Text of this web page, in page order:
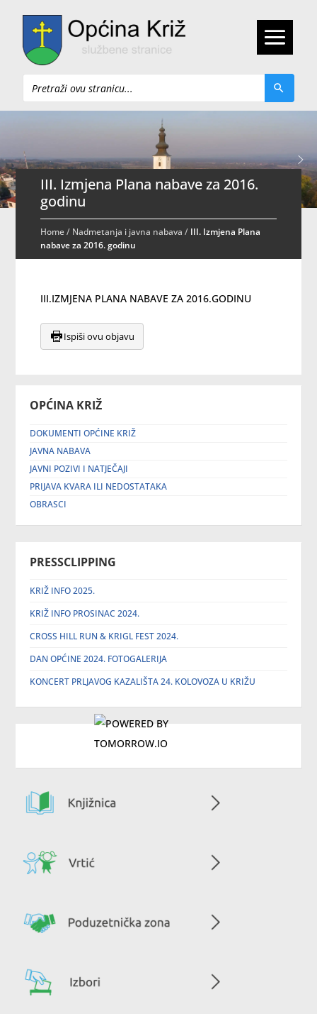
Pretraži
OPĆINA KRIŽ
DOKUMENTI OPĆINE KRIŽ
JAVNA NABAVA
JAVNI POZIVI I NATJEČAJI
PRIJAVA KVARA ILI NEDOSTATAKA
OBRASCI
PRESSCLIPPING
KRIŽ INFO 2025.
KRIŽ INFO PROSINAC 2024.
CROSS HILL RUN & KRIGL FEST 2024.
DAN OPĆINE 2024. FOTOGALERIJA
KONCERT PRLJAVOG KAZALIŠTA 24. KOLOVOZA U KRIŽU
III. Izmjena Plana nabave za 2016.
godinu
Home/ Nadmetanja i javna nabava / III. Izmjena Plana
nabave za 2016. godinu
III.IZMJENA PLANA NABAVE ZA 2016.GODINU
Ispiši ovu objavu